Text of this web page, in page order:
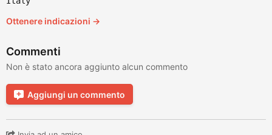
Ottenere indicazioni →
Commenti
Non è stato ancora aggiunto alcun commento
Aggiungi un commento